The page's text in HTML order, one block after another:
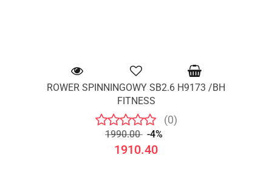
ROWER SPINNINGOWY SB2.6 H9173 /BH
FITNESS
(0)
1990.00 -4%
1910.40